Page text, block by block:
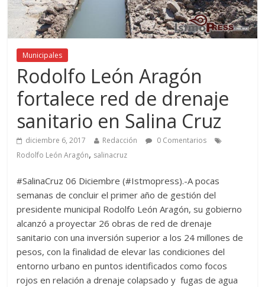
Municipales
Rodolfo León Aragón
fortalece red de drenaje
sanitario en Salina Cruz
diciembre 6, 2017 Redacción
0 Comentarios
Rodolfo León Aragón, salinacruz
#SalinaCruz 06 Diciembre (#Istmopress).-A pocas
semanas de concluir el primer año de gestión del
presidente municipal Rodolfo León Aragón, su gobierno
alcanzó a proyectar 26 obras de red de drenaje
sanitario con una inversión superior a los 24 millones de
pesos, con la finalidad de elevar las condiciones del
entorno urbano en puntos identificados como focos
rojos en relación a drenaje colapsado y fugas de agua